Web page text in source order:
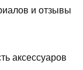
и отзывы
аксессуаров